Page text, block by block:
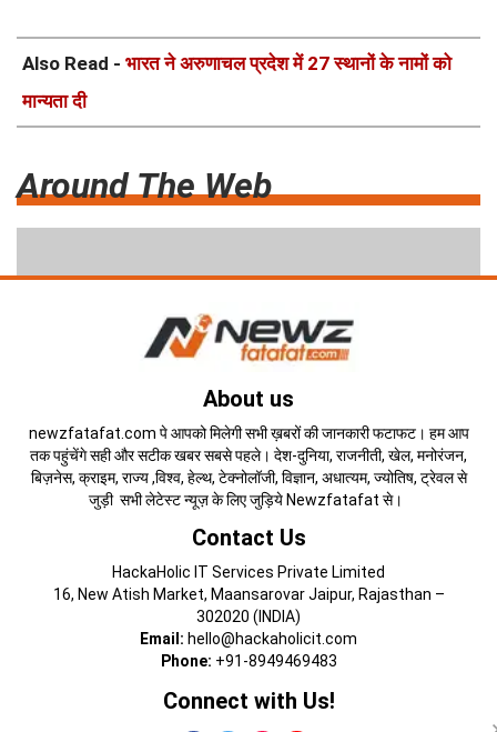
Also Read - भारत ने अरुणाचल प्रदेश में 27 स्थानों के नामों को
मान्यता दी
Around The Web
About us
newzfatafat.com पे आपको मिलेगी सभी ख़बरों की जानकारी फटाफट। हम आप
तक पहुंचेंगे सही और सटीक खबर सबसे पहले। देश-दुनिया, राजनीती, खेल, मनोरंजन,
बिज़नेस, क्राइम, राज्य ,विश्व, हेल्थ, टेक्नोलॉजी, विज्ञान, अधात्यम, ज्योतिष, ट्रेवल से
जुड़ी सभी लेटेस्ट न्यूज़ के लिए जुड़िये Newzfatafat से।
Contact Us
HackaHolic IT Services Private Limited
16, New Atish Market, Maansarovar Jaipur, Rajasthan –
302020 (INDIA)
Email: hello@hackaholicit.com
Phone: +91-8949469483
Connect with Us!